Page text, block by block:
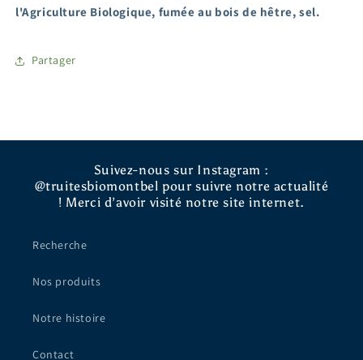
l'Agriculture Biologique, fumée au bois de hêtre, sel.
Partager
Suivez-nous sur Instagram :
@truitesbiomontbel pour suivre notre actualité
! Merci d’avoir visité notre site internet.
Recherche
Nos produits
Notre histoire
Contact